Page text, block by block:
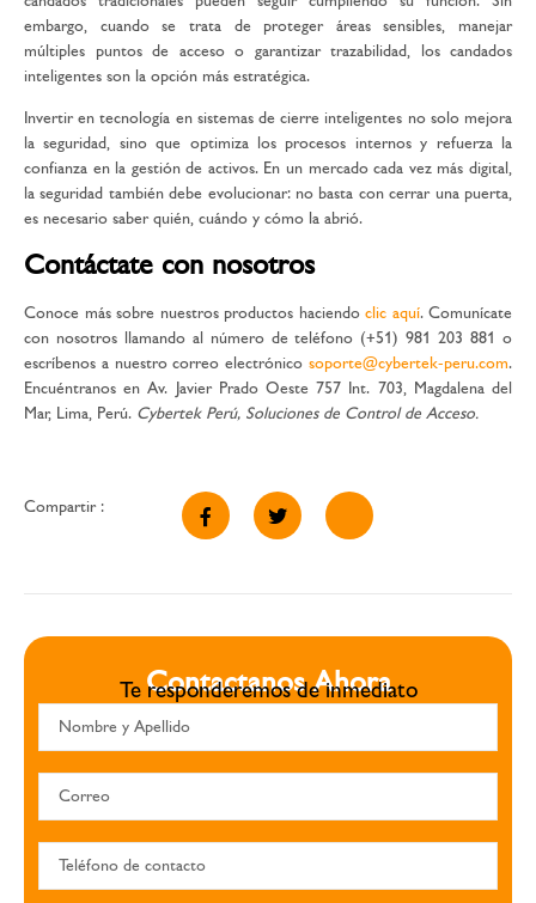
embargo, cuando se trata de proteger áreas sensibles, manejar
múltiples puntos de acceso o garantizar trazabilidad, los candados
inteligentes son la opción más estratégica.
Invertir entecnología en sistemas de cierre inteligentes no solo mejora
la seguridad, sino que optimiza los procesos internos y refuerza la
confianza en la gestión de activos. En un mercado cada vez más digital,
la seguridad también debe evolucionar: no basta con cerrar una puerta,
es necesario saber quién, cuándo y cómo la abrió.
Contáctate con nosotros
Conoce más sobre nuestros productos haciendo clic aquí. Comunícate
con nosotros llamando al número de teléfono (+51) 981 203 881 o
escríbenos a nuestro correo electrónico soporte@cybertek-peru.com.
Encuéntranos en Av. Javier Prado Oeste 757 Int. 703, Magdalena del
Mar, Lima, Perú. Cybertek Perú, Soluciones de Control de Acceso.
Compartir :
Contactanos Ahora
Te responderemos de inmediato